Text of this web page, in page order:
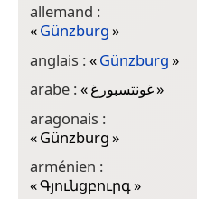
allemand :
«Günzburg»
anglais :«Günzburg»
arabe :«غونتسبورغ»
aragonais :
«Günzburg»
arménien :
«Գյունցբուրգ»